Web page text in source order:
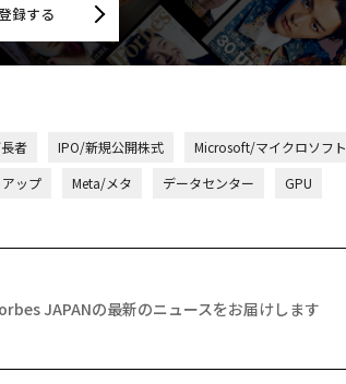
録する
者 IPO/新規公開株式 Microsoft/マイクロソフト
ップ
Meta/メタ データセンター GPU
JAPANの最新のニュースをお届けします